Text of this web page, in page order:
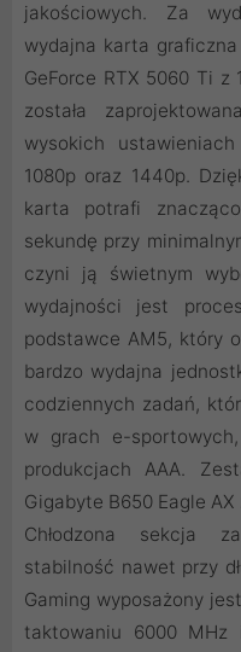
jakościowych. Za
wydajna karta
GeForce RTX 5060 Ti z
została
wysokich
1080p oraz 1440p.
karta potrafi
sekundę przy
czyni ją świetnym
wydajności jest
podstawce AM5, który
bardzo wydajna
codziennych zadań,
w grach e-
produkcjach AAA.
Gigabyte B650 Eagle
Chłodzona sekcja
stabilność nawet przy
Gaming wyposażony
taktowaniu 6000